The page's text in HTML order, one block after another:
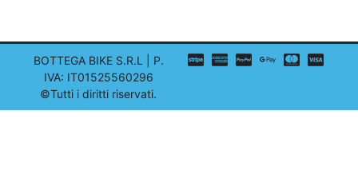
BOTTEGA BIKE S.R.L | P.
IVA: IT01525560296
©Tutti i diritti riservati.